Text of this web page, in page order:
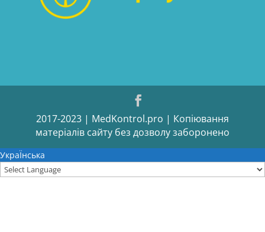
2017-2023 | MedKontrol.pro | Копіювання
матеріалів сайту без дозволу заборонено
УкраЇнська